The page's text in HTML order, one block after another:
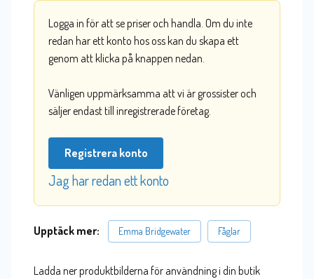
Logga in för att se priser och handla. Om du inte
redan har ett konto hos oss kan du skapa ett
genom att klicka på knappen nedan.
Vänligen uppmärksamma att vi är grossister och
säljer endast till inregistrerade företag.
Registrera konto
Jag har redan ett konto
Upptäck mer: Emma Bridgewater Fåglar
Ladda ner produktbilderna för användning i din butik